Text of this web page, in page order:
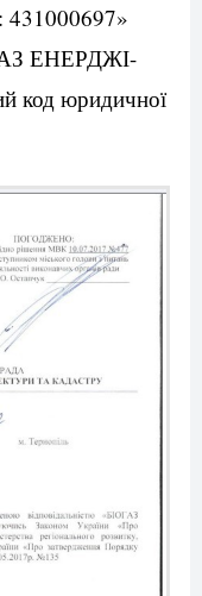
ЕНЕРДЖІ-
код юридичної